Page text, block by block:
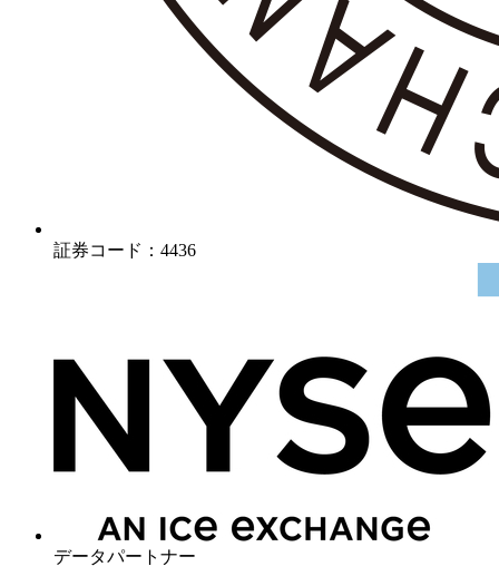
証券コード：4436
データパートナー